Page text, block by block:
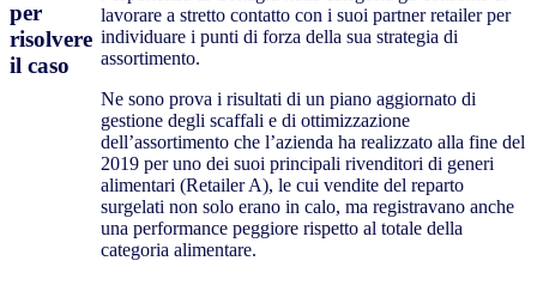
per
risolvere
il caso
lavorare a stretto contatto con i suoi partner retailer per
individuare i punti di forza della sua strategia di
assortimento.
Ne sono prova i risultati di un piano aggiornato di
gestione degli scaffali e di ottimizzazione
dell’assortimento che l’azienda ha realizzato alla fine del
2019 per uno dei suoi principali rivenditori di generi
alimentari (Retailer A), le cui vendite del reparto
surgelati non solo erano in calo, ma registravano anche
una performance peggiore rispetto al totale della
categoria alimentare.